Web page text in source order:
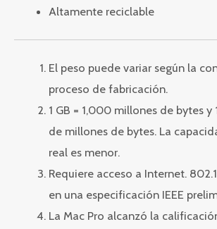
Altamente reciclable
El peso puede variar según la
proceso de fabricación.
1 GB = 1,000 millones de bytes y
de millones de bytes. La
real es menor.
Requiere acceso a Internet.
en una especificación IEEE
La Mac Pro alcanzó la